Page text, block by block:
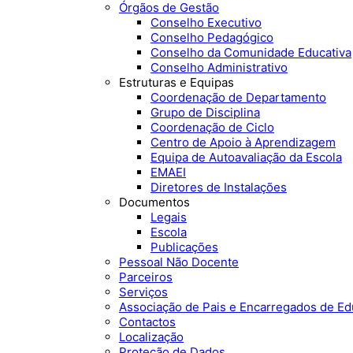
Órgãos de Gestão
Conselho Executivo
Conselho Pedagógico
Conselho da Comunidade Educativa
Conselho Administrativo
Estruturas e Equipas
Coordenação de Departamento
Grupo de Disciplina
Coordenação de Ciclo
Centro de Apoio à Aprendizagem
Equipa de Autoavaliação da Escola
EMAEI
Diretores de Instalações
Documentos
Legais
Escola
Publicações
Pessoal Não Docente
Parceiros
Serviços
Associação de Pais e Encarregados de
Contactos
Localização